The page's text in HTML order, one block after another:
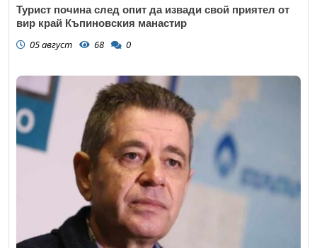
Турист почина след опит да извади свой приятел от
вир край Къпиновския манастир
05 август 68 0